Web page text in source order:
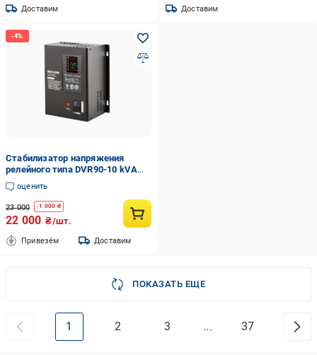
Доставим Доставим
Стабилизатор напряжения
релейного типа DVR90-10 kVA
8000 Вт (DVR90)
оценить
23 000 -1 000 ₴
22 000 ₴/шт.
Привезём Доставим
ПОКАЗАТЬ ЕЩЕ
1 2 3 ... 37